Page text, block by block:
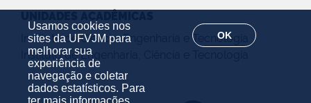
Usamos cookies nos
sites da UFVJM para
melhorar sua
experiência de
navegação e coletar
dados estatísticos. Para
ter mais informações
OK
Instituto de Ciência, Engenharia e Tecnologia
Instituto de Engenharia, Ciência e Tecnologia